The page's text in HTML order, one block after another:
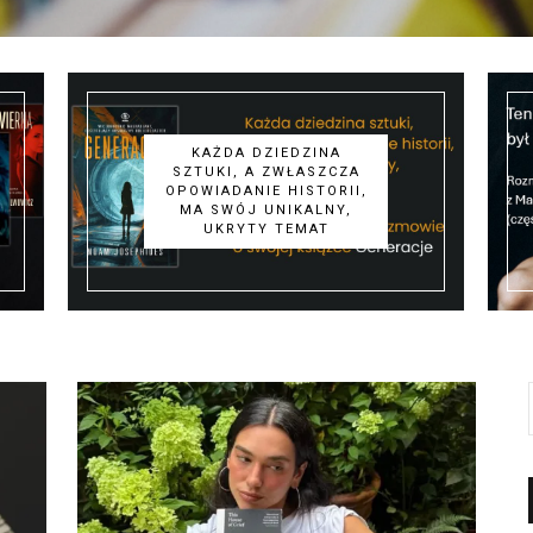
KAŻDA DZIEDZINA
SZTUKI, A ZWŁASZCZA
OPOWIADANIE HISTORII,
MA SWÓJ UNIKALNY,
UKRYTY TEMAT